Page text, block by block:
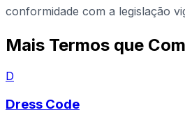
conformidade com a legislação
Mais Termos que
D
Dress Code